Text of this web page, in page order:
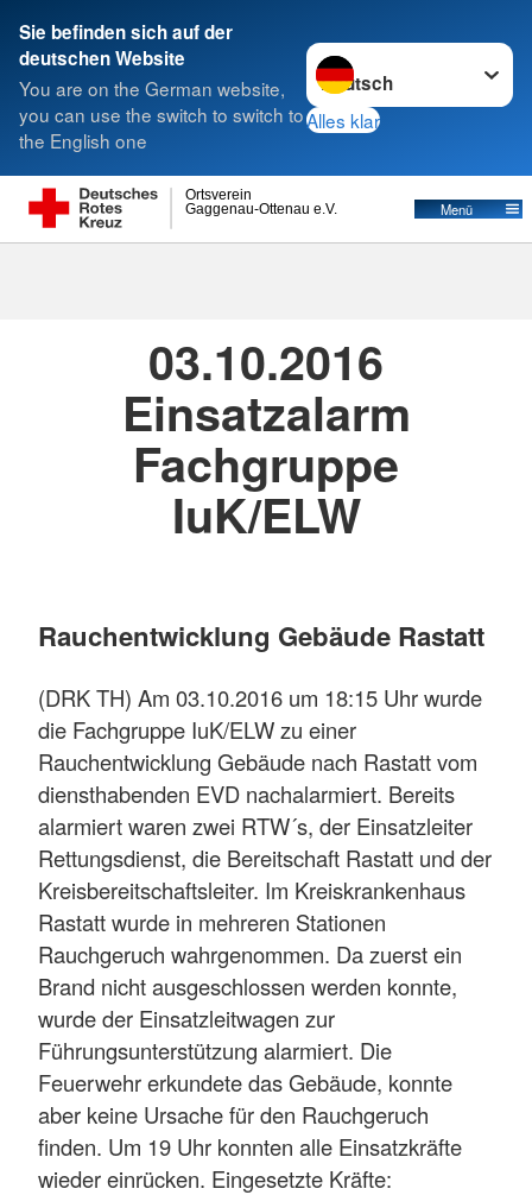
Sie befinden sich auf der
deutschen Website
You are on the German website,
you can use the switch to switch to
the English one
Sprache wechseln zu
Alles klar
Gaggenau-Ottenau e.V.
Ortsverein
Menü
Suche
03.10.2016
Einsatzalarm
Fachgruppe
IuK/ELW
Rauchentwicklung Gebäude Rastatt
(DRK TH) Am 03.10.2016 um 18:15 Uhr wurde
die Fachgruppe IuK/ELW zu einer
Rauchentwicklung Gebäude nach Rastatt vom
diensthabenden EVD nachalarmiert. Bereits
alarmiert waren zwei RTW´s, der Einsatzleiter
Rettungsdienst, die Bereitschaft Rastatt und der
Kreisbereitschaftsleiter. Im Kreiskrankenhaus
Rastatt wurde in mehreren Stationen
Rauchgeruch wahrgenommen. Da zuerst ein
Brand nicht ausgeschlossen werden konnte,
wurde der Einsatzleitwagen zur
Führungsunterstützung alarmiert. Die
Feuerwehr erkundete das Gebäude, konnte
aber keine Ursache für den Rauchgeruch
finden. Um 19 Uhr konnten alle Einsatzkräfte
wieder einrücken. Eingesetzte Kräfte: